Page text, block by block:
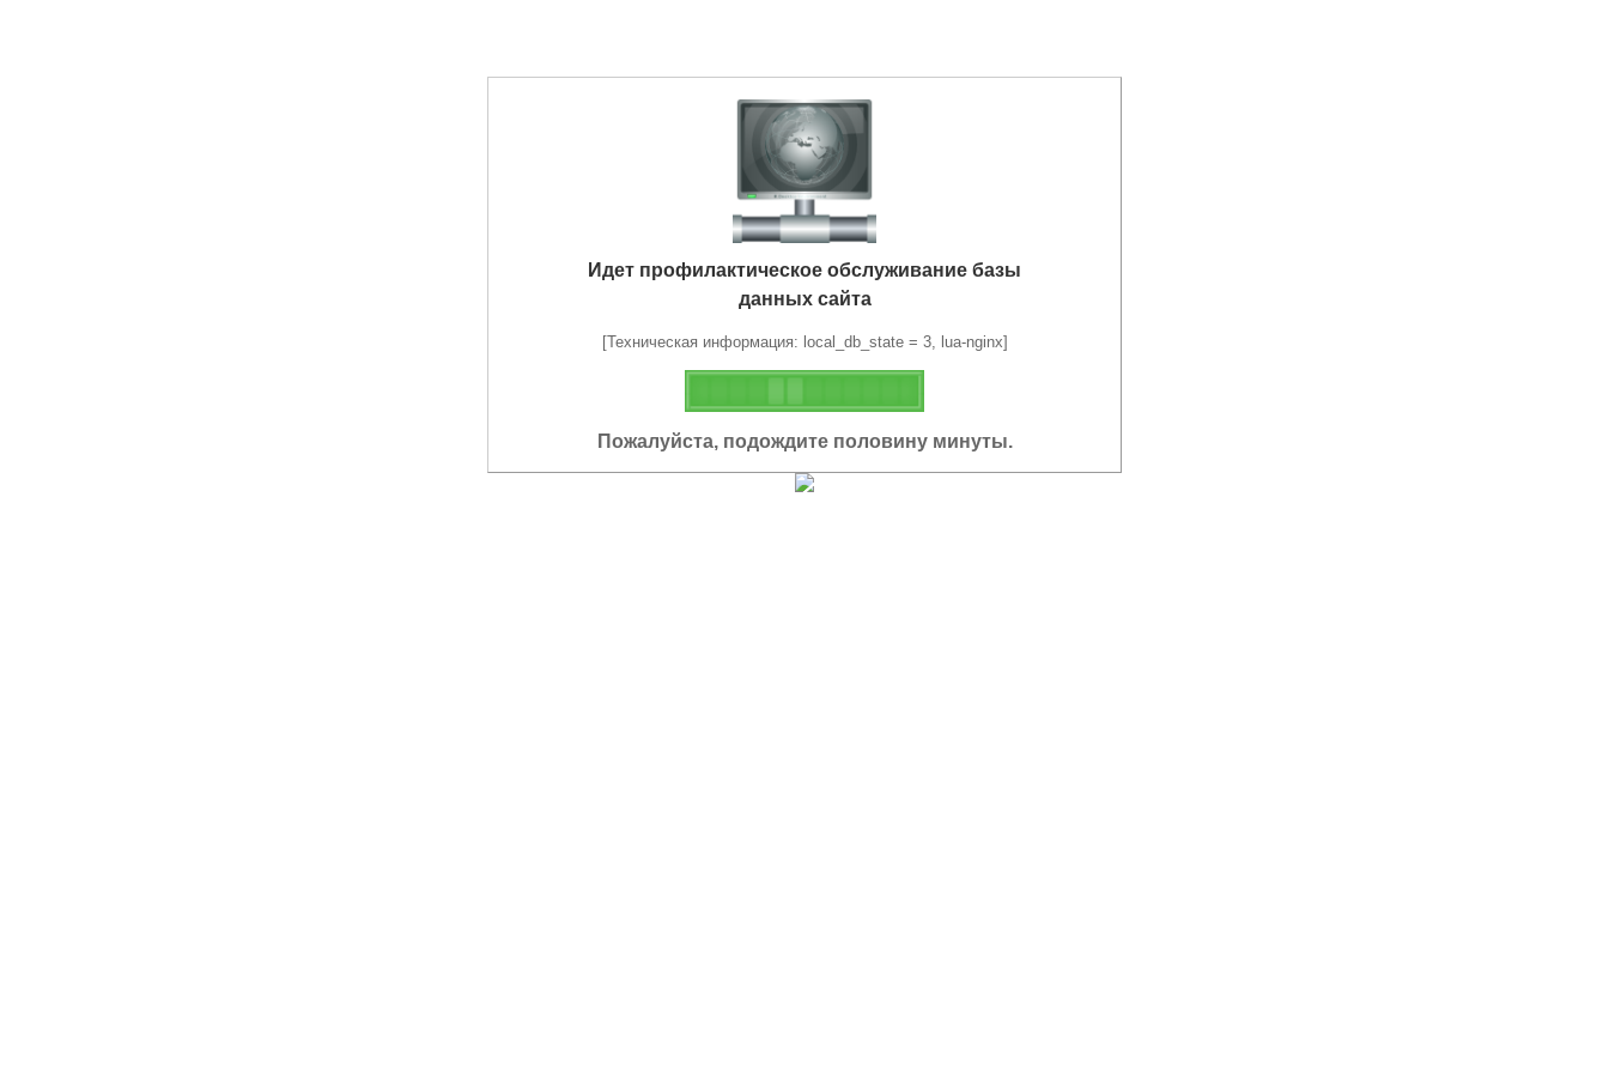
Идет профилактическое обслуживание базы
данных сайта
[Техническая информация: local_db_state = 3, lua-nginx]
Пожалуйста, подождите половину минуты.